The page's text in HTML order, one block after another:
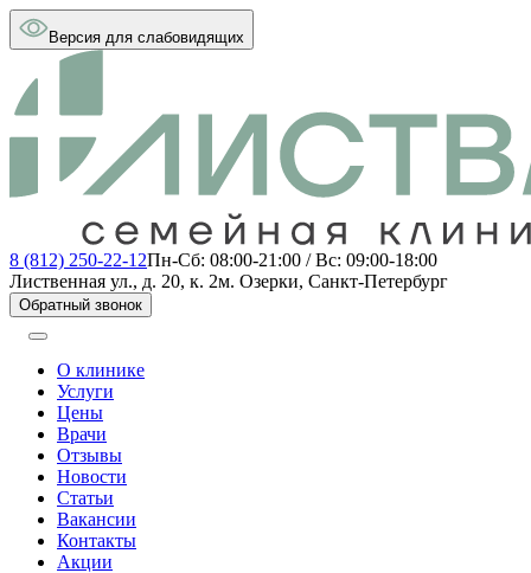
Версия для слабовидящих
8 (812) 250-22-12Пн-Сб: 08:00-21:00 / Вс: 09:00-18:00
Лиственная ул., д. 20, к. 2м. Озерки, Санкт-Петербург
Обратный звонок
О клинике
Услуги
Цены
Врачи
Отзывы
Новости
Статьи
Вакансии
Контакты
Акции